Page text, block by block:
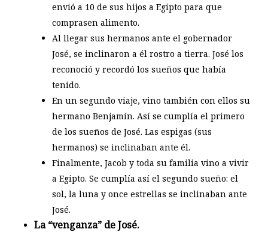
envió a 10 de sus hijos a Egipto para que
comprasen alimento.
Al llegar sus hermanos ante el gobernador
José, se inclinaron a él rostro a tierra. José los
reconoció y recordó los sueños que había
tenido.
En un segundo viaje, vino también con ellos su
hermano Benjamín. Así se cumplía el primero
de los sueños de José. Las espigas (sus
hermanos) se inclinaban ante él.
Finalmente, Jacob y toda su familia vino a vivir
a Egipto. Se cumplía así el segundo sueño: el
sol, la luna y once estrellas se inclinaban ante
José.
La “venganza” de José.